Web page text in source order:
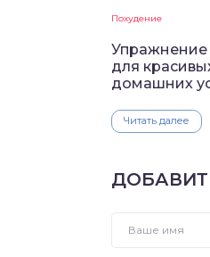
Похудение
Упражнение
для
домашних
Читать далее